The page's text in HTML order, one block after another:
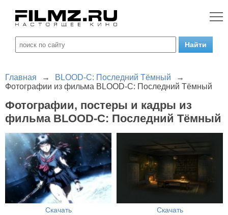
Главная → BLOOD-C: Последний Тёмный
→
Фотографии из фильма BLOOD-C: Последний Тёмный
Фотографии, постеры и кадры из
фильма BLOOD-C: Последний Тёмный
Скачать Скачать